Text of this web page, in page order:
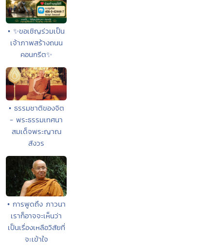
• ✨ขอเชิญร่วมเป็น
เจ้าภาพสร้างถนน
คอนกรีต✨
• ธรรมชาติของจิต
- พระธรรมเทศนา
สมเด็จพระญาณ
สังวร
• การพูดถึง ภาวนา
เราก็อาจจะเห็นว่า
เป็นเรื่องเหลือวิสัยที่
จะเข้าใจ